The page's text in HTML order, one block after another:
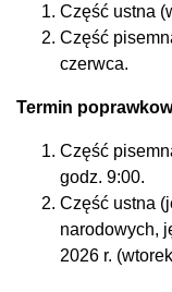
‎Część ustna
Część
czerwca.‎
Termin
Część
godz. 9:00.
Część ustna
narodowych,
2026 r.